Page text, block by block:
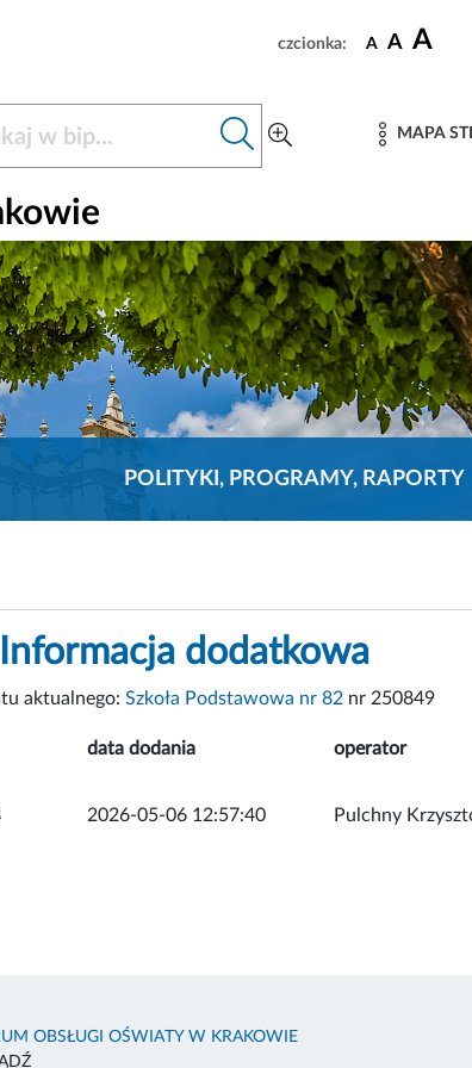
czcionka: A A A
MAPA
POLITYKI, PROGRAMY, RAPORTY
dodatkowa
aktualnego: Szkoła Podstawowa nr 82 nr 250849
data dodania operator
2026-05-06 12:57:40 Pulchny
OBSŁUGI OŚWIATY W KRAKOWIE